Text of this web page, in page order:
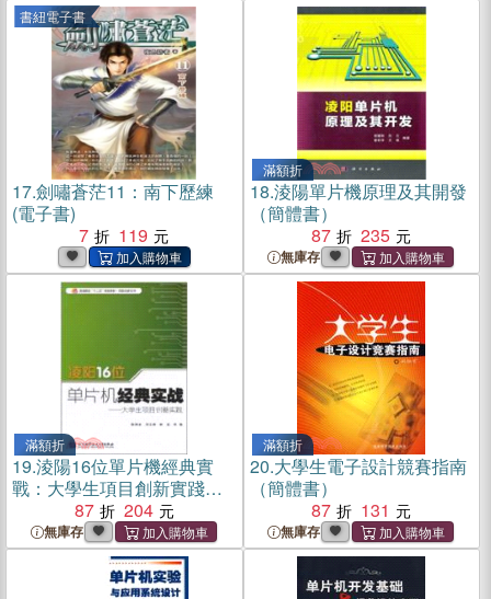
書紐電子書
17.劍嘯蒼茫11：南下歷練
(電子書)
7
119
滿額折
18.淩陽單片機原理及其開發
（簡體書）
87
235
無庫存
滿額折
19.淩陽16位單片機經典實
戰：大學生項目創新實踐
（簡體書）
87 204
無庫存
滿額折
20.大學生電子設計競賽指南
（簡體書）
87
131
無庫存